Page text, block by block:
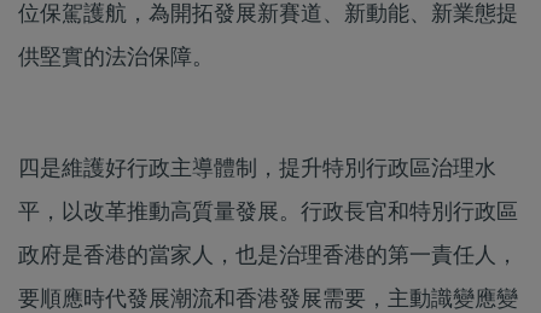
位保駕護航，為開拓發展新賽道、新動能、新業態提
供堅實的法治保障。
四是維護好行政主導體制，提升特別行政區治理水
平，以改革推動高質量發展。行政長官和特別行政區
政府是香港的當家人，也是治理香港的第一責任人，
要順應時代發展潮流和香港發展需要，主動識變應變